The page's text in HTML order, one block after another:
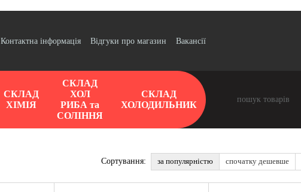
Контактна інформація Відгуки про магазин Вакансії
СКЛАД
ХІМІЯ
СКЛАД
ХОЛ
РИБА та
СОЛІННЯ
СКЛАД
ХОЛОДИЛЬНИК
Сортування: за популярністю спочатку дешевше